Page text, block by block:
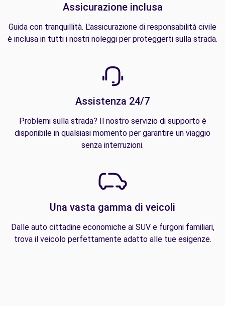
Assicurazione inclusa
Guida con tranquillità. L'assicurazione di responsabilità civile
è inclusa in tutti i nostri noleggi per proteggerti sulla strada.
Assistenza 24/7
Problemi sulla strada? Il nostro servizio di supporto è
disponibile in qualsiasi momento per garantire un viaggio
senza interruzioni.
Una vasta gamma di veicoli
Dalle auto cittadine economiche ai SUV e furgoni familiari,
trova il veicolo perfettamente adatto alle tue esigenze.